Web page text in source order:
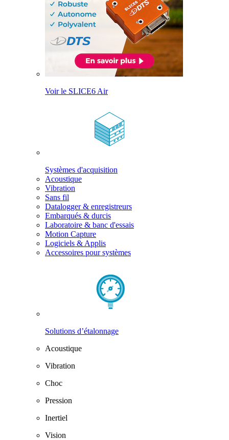
Voir le SLICE6 Air
Systèmes d'acquisition
Acoustique
Vibration
Sans fil
Datalogger & enregistreurs
Embarqués & durcis
Laboratoire & banc d'essais
Motion Capture
Logiciels & Applis
Accessoires pour systèmes
Solutions d’étalonnage
Acoustique
Vibration
Choc
Pression
Inertiel
Vision